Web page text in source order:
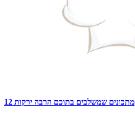
12 מתכונים שמשלבים בתוכם הרבה ירקות